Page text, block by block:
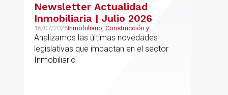
Newsletter Actualidad
Inmobiliaria | Julio 2026
16/07/2026Inmobiliario, Construcción y
Urbanismo
Analizamos las últimas novedades
legislativas que impactan en el sector
Inmobiliario